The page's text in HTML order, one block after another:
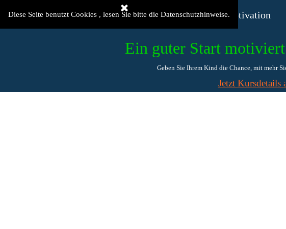
Diese Seite benutzt Cookies , lesen Sie bitte die Datenschutzhinweise.
Willkommen Motivation
Ein guter Start
Geben Sie Ihrem Kind die Chance, mit mehr
Jetzt Kursdetails